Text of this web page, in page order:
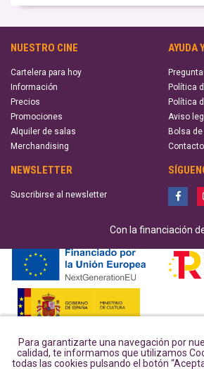
Para garantizarte una navegación por
calidad, te informamos que utilizamos
todas las cookies pulsando el botón
NUESTRO CINE
Cartelera para hoy
Información
Precios
Promociones
Alquiler de salas
Merchandising
AYUDA
Política
Política
Aviso
Bolsa
Contacto
NEWSLETTER
Suscribirse al newsletter
Con la financiación